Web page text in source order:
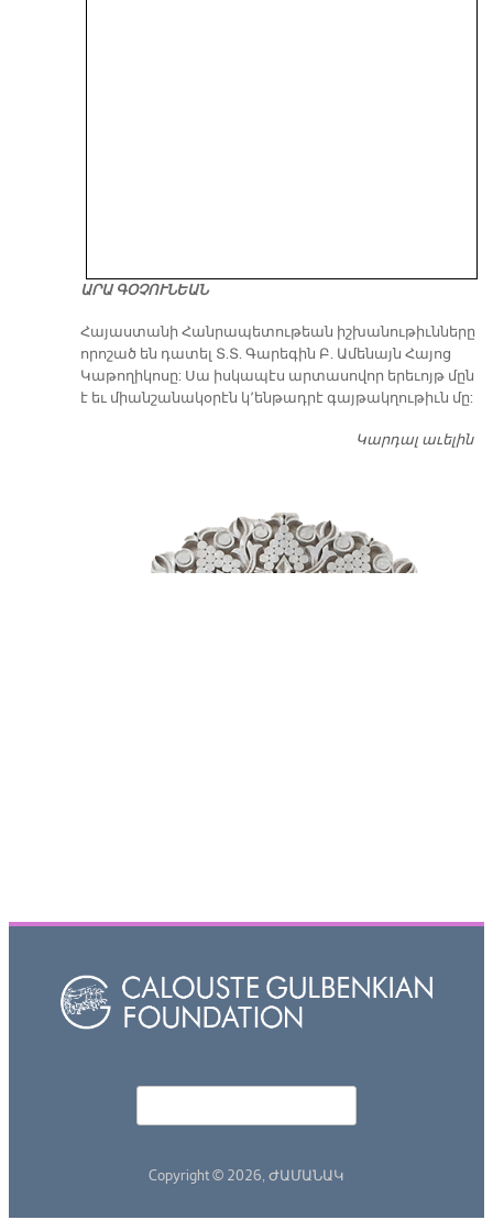
ԱՐԱ ԳՕՉՈՒՆԵԱՆ
​Հայաստանի Հանրապետութեան իշխանութիւնները
որոշած են դատել Տ.Տ. Գարեգին Բ. Ամենայն Հայոց
Կաթողիկոսը: Սա իսկապէս արտասովոր երեւոյթ մըն
է եւ միանշանակօրէն կ՚ենթադրէ գայթակղութիւն մը:
Կարդալ աւելին
Copyright © 2026, ԺԱՄԱՆԱԿ